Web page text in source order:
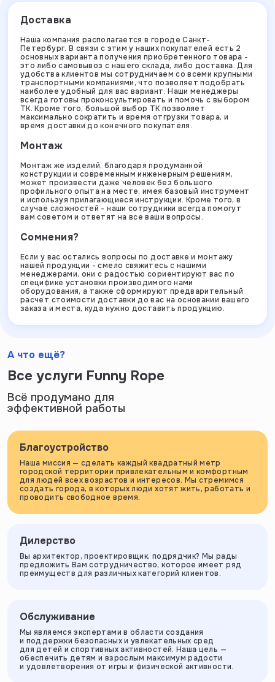
Доставка
Наша компания располагается в городе Санкт-
Петербург. В связи с этим у наших покупателей есть 2
основных варианта получения приобретенного товара -
это либо самовывоз с нашего склада, либо доставка. Для
удобства клиентов мы сотрудничаем со всеми крупными
транспортными компаниями, что позволяет подобрать
наиболее удобный для вас вариант. Наши менеджеры
всегда готовы проконсультировать и помочь с выбором
ТК. Кроме того, большой выбор ТК позволяет
максимально сократить и время отгрузки товара, и
время доставки до конечного покупателя.
Монтаж
Монтаж же изделий, благодаря продуманной
конструкции и современным инженерным решениям,
может произвести даже человек без большого
профильного опыта на месте, имея базовый инструмент
и используя прилагающиеся инструкции. Кроме того, в
случае сложностей - наши сотрудники всегда помогут
вам советом и ответят на все ваши вопросы.
Сомнения?
Если у вас остались вопросы по доставке и монтажу
нашей продукции - смело свяжитесь с нашими
менеджерами, они с радостью сориентируют вас по
специфике установки производимого нами
оборудования, а также сформируют предварительный
расчет стоимости доставки до вас на основании вашего
заказа и места, куда нужно доставить продукцию.
А что ещё?
Все услуги Funny Rope
Всё продумано для
эффективной работы
Благоустройство
Наша миссия — сделать каждый квадратный метр
городской территории привлекательным и комфортным
для людей всех возрастов и интересов. Мы стремимся
создать города, в которых люди хотят жить, работать и
проводить свободное время.
Дилерство
Вы архитектор, проектировщик, подрядчик? Мы рады
предложить Вам сотрудничество, которое имеет ряд
преимуществ для различных категорий клиентов.
Обслуживание
Мы являемся экспертами в области создания
и поддержки безопасных и увлекательных сред
для детей и спортивных активностей. Наша цель —
обеспечить детям и взрослым максимум радости
и удовлетворения от игры и физической активности.